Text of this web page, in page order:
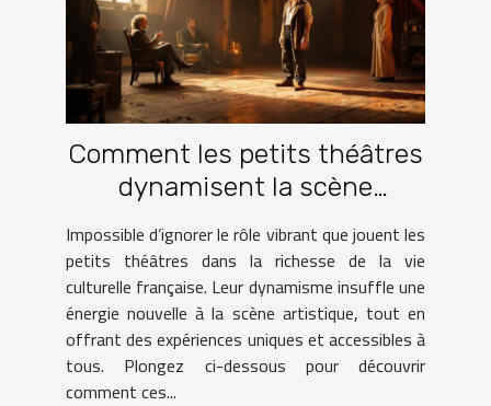
Comment les petits théâtres
dynamisent la scène
Impossible d’ignorer le rôle vibrant que jouent les
petits théâtres dans la richesse de la vie
culturelle française. Leur dynamisme insuffle une
énergie nouvelle à la scène artistique, tout en
offrant des expériences uniques et accessibles à
tous. Plongez ci-dessous pour découvrir
comment ces...